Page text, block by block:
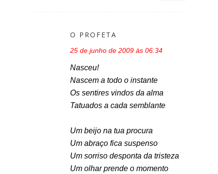
O PROFETA
25 de junho de 2009 às 06:34
Nasceu!
Nascem a todo o instante
Os sentires vindos da alma
Tatuados a cada semblante
Um beijo na tua procura
Um abraço fica suspenso
Um sorriso desponta da tristeza
Um olhar prende o momento